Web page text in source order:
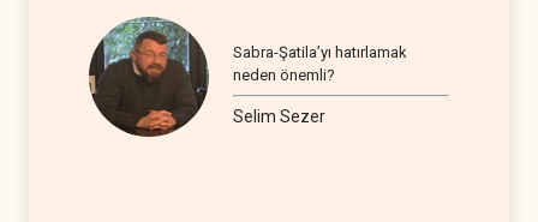
Sabra-Şatila’yı hatırlamak
neden önemli?
Selim Sezer